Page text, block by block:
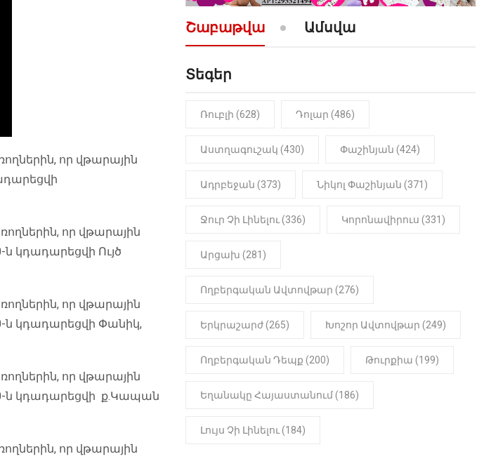
որ վթարային
որ վթարային
կդադարեցվի Ույծ
որ վթարային
ն կդադարեցվի Փանիկ,
որ վթարային
ն կդադարեցվի ք.Կապան
որ վթարային
«Լեզվիդ տալու փոխարեն
արտաբերիր այս երկու
նախադասությունը»․ Իշխան
Նիկոլ Փաշինյան
ԻՐԱԴԱՐՁԱՅԻՆ 22:01
հայտնաբերվել է
մանկապղծության համար
մարմինը
Շաբաթվա Ամսվա
Տեգեր
Ռուբլի (628) Դոլար (486)
Աստղագուշակ (430) Փաշինյան (424)
Ադրբեջան (373) Նիկոլ Փաշինյան (371)
Ջուր Չի Լինելու (336) Կորոնավիրուս (331)
Արցախ (281)
Ողբերգական Ավտովթար (276)
Երկրաշարժ (265) Խոշոր Ավտովթար (249)
Ողբերգական Դեպք (200) Թուրքիա (199)
Եղանակը Հայաստանում (186)
Լույս Չի Լինելու (184)